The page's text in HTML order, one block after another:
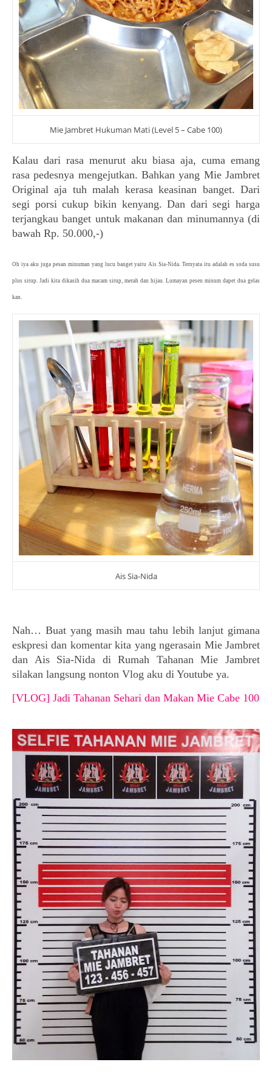
Mie Jambret Hukuman Mati (Level 5 – Cabe 100)
Kalau dari rasa menurut aku biasa aja, cuma emang
rasa pedesnya mengejutkan. Bahkan yang Mie Jambret
Original aja tuh malah kerasa keasinan banget. Dari
segi porsi cukup bikin kenyang. Dan dari segi harga
terjangkau banget untuk makanan dan minumannya (di
bawah Rp. 50.000,-)
Oh iya aku juga pesan minuman yang lucu banget yaitu Ais Sia-Nida. Ternyata itu adalah es soda susu
plus sirup. Jadi kita dikasih dua macam sirup, merah dan hijau. Lumayan pesen minum dapet dua gelas
kan.
Ais Sia-Nida
Nah… Buat yang masih mau tahu lebih lanjut gimana
eskpresi dan komentar kita yang ngerasain Mie Jambret
dan Ais Sia-Nida di Rumah Tahanan Mie Jambret
silakan langsung nonton Vlog aku di Youtube ya.
[VLOG] Jadi Tahanan Sehari dan Makan Mie Cabe 100